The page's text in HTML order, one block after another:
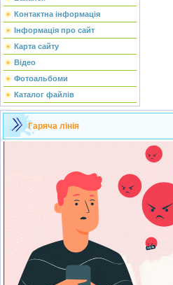
Контактна інформація
Інформація про сайт
Карта сайту
Відео
Фотоальбоми
Каталог файлів
Гаряча лінія